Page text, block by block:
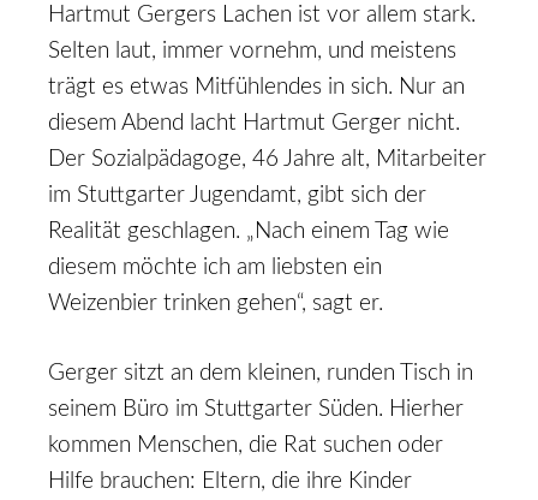
Hartmut Gergers Lachen ist vor allem stark.
Selten laut, immer vornehm, und meistens
trägt es etwas Mitfühlendes in sich. Nur an
diesem Abend lacht Hartmut Gerger nicht.
Der Sozialpädagoge, 46 Jahre alt, Mitarbeiter
im Stuttgarter Jugendamt, gibt sich der
Realität geschlagen. „Nach einem Tag wie
diesem möchte ich am liebsten ein
Weizenbier trinken gehen“, sagt er.
Gerger sitzt an dem kleinen, runden Tisch in
seinem Büro im Stuttgarter Süden. Hierher
kommen Menschen, die Rat suchen oder
Hilfe brauchen: Eltern, die ihre Kinder